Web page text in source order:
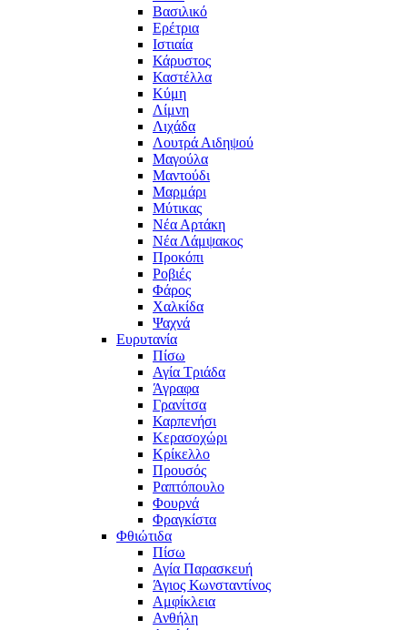
Βασιλικό
Ερέτρια
Ιστιαία
Κάρυστος
Καστέλλα
Κύμη
Λίμνη
Λιχάδα
Λουτρά Αιδηψού
Μαγούλα
Μαντούδι
Μαρμάρι
Μύτικας
Νέα Αρτάκη
Νέα Λάμψακος
Προκόπι
Ροβιές
Φάρος
Χαλκίδα
Ψαχνά
Ευρυτανία
Πίσω
Αγία Τριάδα
Άγραφα
Γρανίτσα
Καρπενήσι
Κερασοχώρι
Κρίκελλο
Προυσός
Ραπτόπουλο
Φουρνά
Φραγκίστα
Φθιώτιδα
Πίσω
Αγία Παρασκευή
Άγιος Κωνσταντίνος
Αμφίκλεια
Ανθήλη